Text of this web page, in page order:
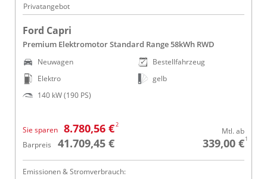
Privatangebot
Ford Capri
Premium Elektromotor Standard Range 58kWh RWD
Neuwagen
Elektro
140 kW (190 PS)
Bestellfahrzeug
gelb
Sie sparen 8.780,56 €2
Barpreis 41.709,45 €
Mtl. ab
339,00 €1
Emissionen & Stromverbrauch: